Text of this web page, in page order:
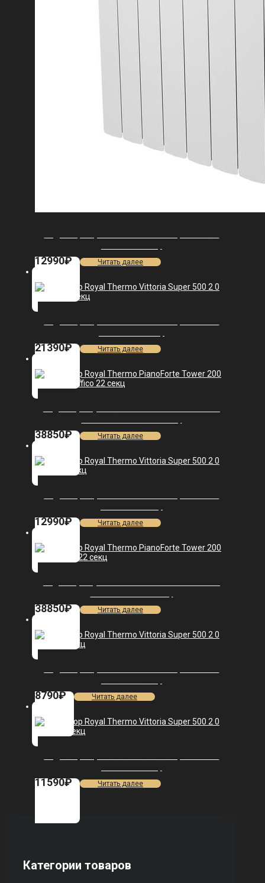
12990₽ Читать далее
21390₽ Читать далее
38850₽ Читать далее
12990₽ Читать далее
38850₽ Читать далее
8790₽ Читать далее
11590₽ Читать далее
Категории товаров